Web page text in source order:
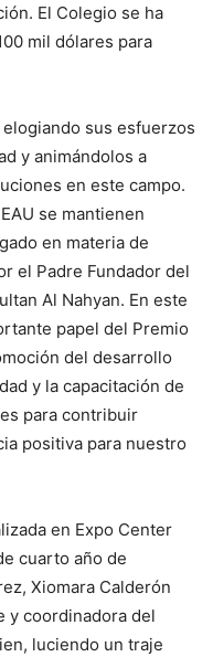
El Colegio se ha
mil dólares para
sus esfuerzos
y animándolos a
en este campo.
se mantienen
en materia de
el Padre Fundador del
Al Nahyan. En este
papel del Premio
del desarrollo
y la capacitación de
para contribuir
positiva para nuestro
en Expo Center
cuarto año de
Xiomara Calderón
y coordinadora del
luciendo un traje